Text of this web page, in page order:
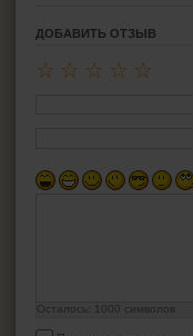
ДОБАВИТЬ ОТЗЫВ
☆
☆
☆
☆
☆
Осталось: 1000 символов